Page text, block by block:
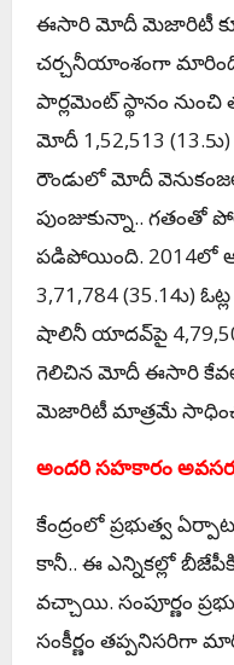
ఈసారి మోదీ మెజారిటీ
చ‌ర్చ‌నీయాంశంగా
పార్లమెంట్‌ స్థానం
మోదీ 1,52,513
రౌండులో మోదీ
పుంజుకున్నా..
పడిపోయింది. 2014లో
3,71,784 (35.14ు)
షాలినీ యాదవ్‌పై
గెలిచిన మోదీ ఈసారి కేవలం
మెజారిటీ మాత్రమే
అంద‌రి స‌హ‌కారం
కేంద్రంలో ప్ర‌భుత్వ
కానీ.. ఈ ఎన్నిక‌ల్లో
వచ్చాయి. సంపూర్ణం
సంకీర్ణం త‌ప్ప‌నిస‌రిగా